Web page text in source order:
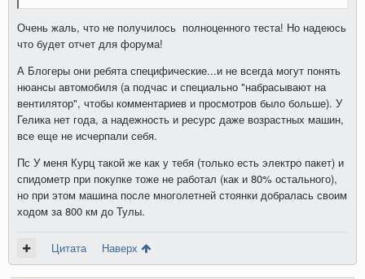
Очень жаль, что не получилось полноценного теста! Но надеюсь
что будет отчет для форума!
А Блогеры они ребята специфические...и не всегда могут понять
нюансы автомобиля (а подчас и специально "набрасывают на
вентилятор", чтобы комментариев и просмотров было больше). У
Гелика нет года, а надежность и ресурс даже возрастных машин,
все еще не исчерпали себя.
Пс У меня Курц такой же как у тебя (только есть электро пакет) и
спидометр при покупке тоже не работал (как и 80% остального),
но при этом машина после многолетней стоянки добралась своим
ходом за 800 км до Тулы.
Цитата Наверх